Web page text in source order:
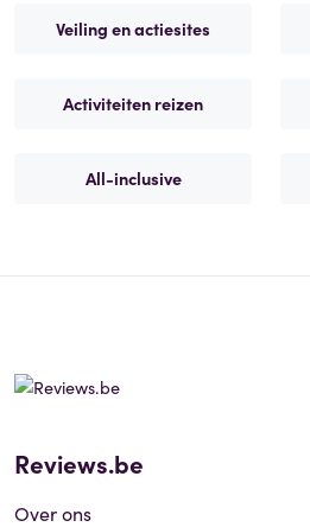
Veiling en actiesites
Activiteiten reizen
All-inclusive
Reviews.be
Over ons